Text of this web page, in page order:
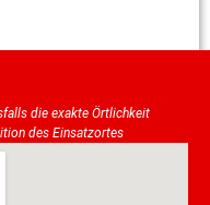
die exakte Örtlichkeit
des Einsatzortes